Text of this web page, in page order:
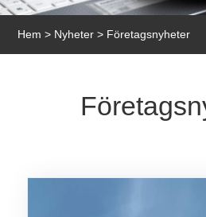
Hem > Nyheter > Företagsnyheter